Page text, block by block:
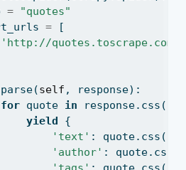
=
"quotes"
= [
'http://quotes.toscrape.com/
parse(self , response):
for quote in response.css(
yield {
'text' : quote.css(
'author' : quote.css(